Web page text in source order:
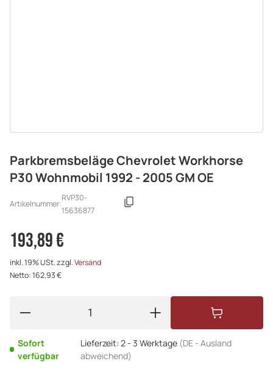
Parkbremsbeläge Chevrolet Workhorse
P30 Wohnmobil 1992 - 2005 GM OE
Artikelnummer:
RVP30-
15636877
193,89 €
inkl. 19% USt. zzgl.Versand
Netto: 162,93 €
Sofort
verfügbar
Lieferzeit: 2 - 3 Werktage (DE - Ausland
abweichend)